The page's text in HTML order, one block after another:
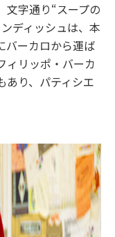
文字通り“スープの
ディッシュは、本
バーカロから運ば
ィリッポ・バーカ
あり、パティシエ